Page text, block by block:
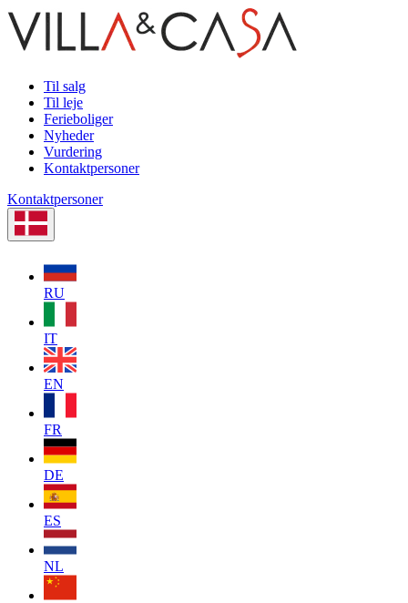
Til salg
Til leje
Ferieboliger
Nyheder
Vurdering
Kontaktpersoner
Kontaktpersoner
RU
IT
EN
FR
DE
ES
NL